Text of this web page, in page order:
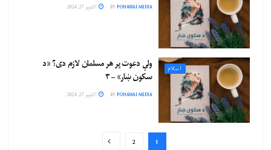
BYPOHAWAI MEDIA اکتوبر 27, 2024
اسلام
ولې دعوت پر هر مسلمان لازم دی؟ «د
سکون ښار» – ۳
BYPOHAWAI MEDIA اکتوبر 27, 2024
1
2